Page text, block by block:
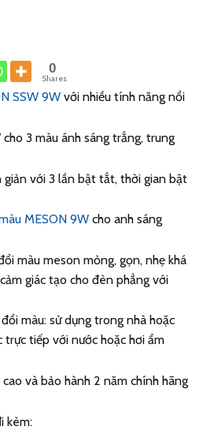
0
Shares
SSW 9W với nhiều tính năng nổi
3 màu ánh sáng trắng, trung
giản với 3 lần bật tắt, thời gian bật
MESON 9W cho anh sáng
màu meson mỏng, gọn, nhẹ khá
giác tạo cho đèn phẳng với
màu: sử dụng trong nhà hoặc
trực tiếp với nước hoặc hơi ẩm
và bảo hành 2 năm chính hãng
kèm: